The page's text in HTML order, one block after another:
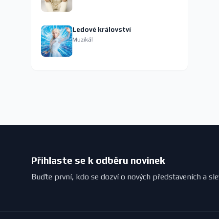
Ledové království
Muzikál
Přihlaste se k odběru novinek
Buďte první, kdo se dozví o nových představeních a